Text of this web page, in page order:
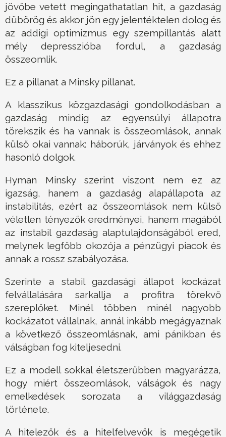
jövőbe vetett megingathatatlan hit, a gazdaság
dübörög és akkor jön egy jelentéktelen dolog és
az addigi optimizmus egy szempillantás alatt
mély depresszióba fordul, a gazdaság
összeomlik.
Ez a pillanat a Minsky pillanat.
A klasszikus közgazdasági gondolkodásban a
gazdaság mindig az egyensúlyi állapotra
törekszik és ha vannak is összeomlások, annak
külső okai vannak: háborúk, járványok és ehhez
hasonló dolgok.
Hyman Minsky szerint viszont nem ez az
igazság, hanem a gazdaság alapállapota az
instabilitás, ezért az összeomlások nem külső
véletlen tényezők eredményei, hanem magából
az instabil gazdaság alaptulajdonságából ered,
melynek legfőbb okozója a pénzügyi piacok és
annak a rossz szabályozása.
Szerinte a stabil gazdasági állapot kockázat
felvállalására sarkallja a profitra törekvő
szereplőket. Minél többen minél nagyobb
kockázatot vállalnak, annál inkább megágyaznak
a következő összeomlásnak, ami pánikban és
válságban fog kiteljesedni.
Ez a modell sokkal életszerűbben magyarázza,
hogy miért összeomlások, válságok és nagy
emelkedések sorozata a világgazdaság
története.
A hitelezők és a hitelfelvevők is megégetik